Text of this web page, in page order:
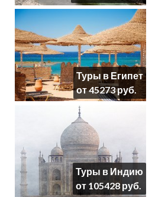
Туры в Египет
от 45273 руб.
Туры в Индию
от 105428 руб.